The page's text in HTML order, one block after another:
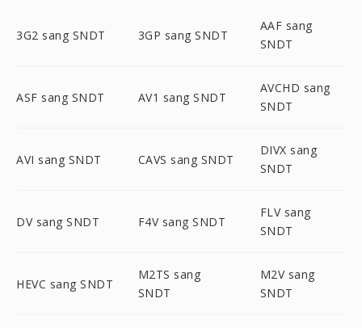
3G2 sang SNDT 3GP sang SNDT
AAF sang
SNDT
ASF sang SNDT AV1 sang SNDT
AVCHD sang
SNDT
AVI sang SNDT CAVS sang SNDT
DIVX sang
SNDT
DV sang SNDT F4V sang SNDT
FLV sang
SNDT
HEVC sang SNDT
M2TS sang
SNDT
M2V sang
SNDT